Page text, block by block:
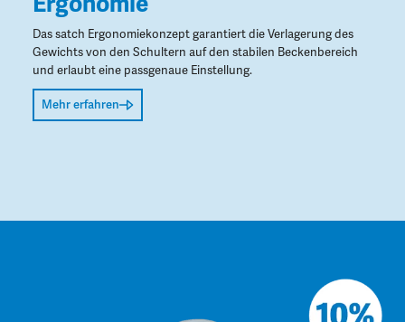
Das satch Ergonomiekonzept garantiert die Verlagerung des
Gewichts von den Schultern auf den stabilen Beckenbereich
und erlaubt eine passgenaue Einstellung.
Mehr erfahren